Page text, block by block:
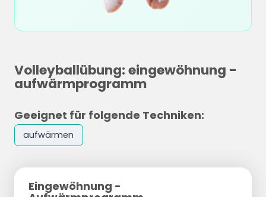
Volleyballübung: eingewöhnung -
aufwärmprogramm
Geeignet für folgende Techniken:
aufwärmen
Eingewöhnung -